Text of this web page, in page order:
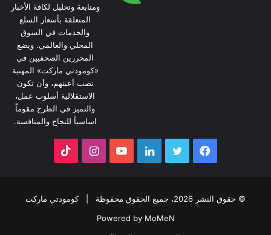
ومتابعة وتحليل لكافة الأخبار
المتعلقة بأسعار السلع
والخدمات في السوق
المحلي والعالمي. ويضع
المحررين الصحفيين في
«كومودتي ماركت» المهنية
نصب أعينهم، وأن تكون
الاستقلالية أسلوب عمل،
والتميز في الطرح مقوماً
اساسياً للنجاح والمنافسة.
فيسبوك تويتر لينكدإنيوتيوبانستقرام
© حقوق النشر 2026، جميع الحقوق محفوظة |
كومودتي ماركت
Powered by MoMeN